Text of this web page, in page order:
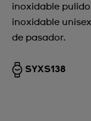
inoxidable
inoxidable
de pasador.
SYXS138